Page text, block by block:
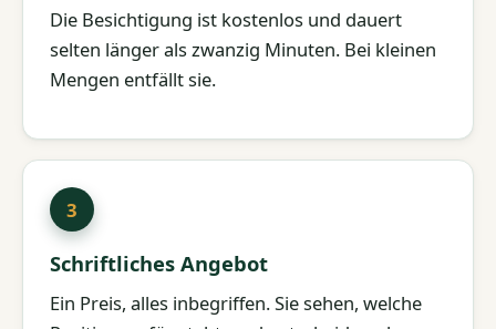
Die Besichtigung ist kostenlos und dauert
selten länger als zwanzig Minuten. Bei kleinen
Mengen entfällt sie.
Schriftliches Angebot
Ein Preis, alles inbegriffen. Sie sehen, welche